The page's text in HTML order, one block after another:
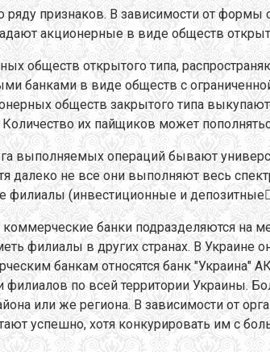
признаков. В зависимости от
акционерные в виде обществ
обществ открытого типа,
банками в виде обществ с
обществ закрытого типа
их пайщиков может
выполняемых операций бывают
далеко не все они выполняют весь
филиалы (инвестиционные и
коммерческие банки подразделяются
филиалы в других странах. В
банкам относятся банк
по всей территории Украины.
или же региона. В зависимости от
успешно, хотя конкурировать им с